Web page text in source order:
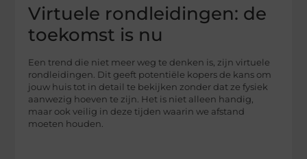
Virtuele rondleidingen: de
toekomst is nu
Een trend die niet meer weg te denken is, zijn virtuele
rondleidingen. Dit geeft potentiële kopers de kans om
jouw huis tot in detail te bekijken zonder dat ze fysiek
aanwezig hoeven te zijn. Het is niet alleen handig,
maar ook veilig in deze tijden waarin we afstand
moeten houden.